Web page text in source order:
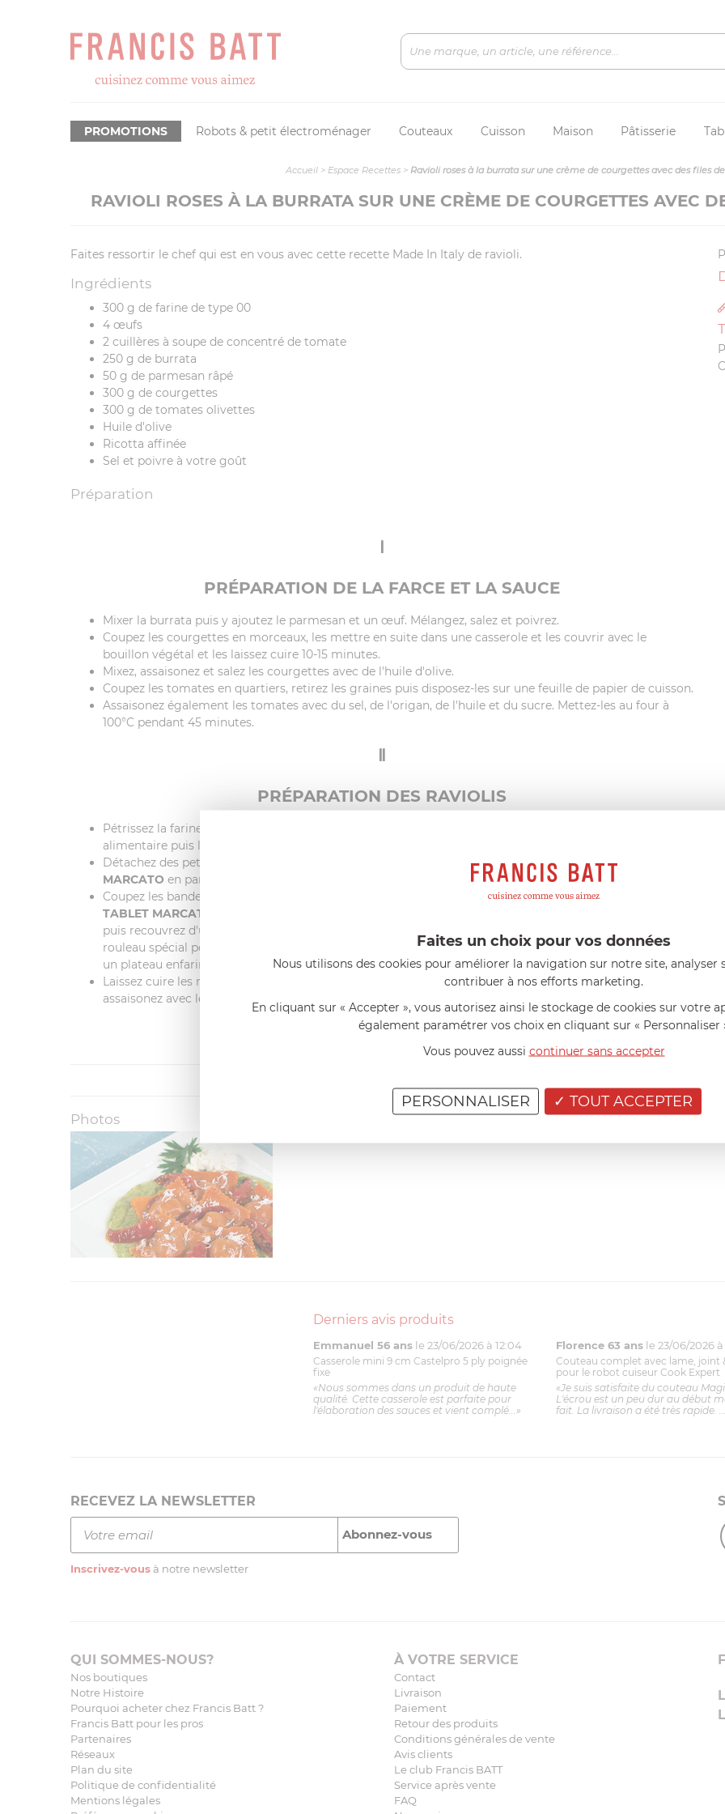
Robots & petit électroménager Couteaux Cuisson Maison Pâtisserie
PROMOTIONS
Accueil> Espace Recettes> Ravioli roses à la burrata sur une crème de courgettes avec des files
RAVIOLI ROSES À LA BURRATA SUR UNE CRÈME DE COURGETTES AVEC
Faites ressortir le chef qui est en vous avec cette recette Made In Italy de ravioli.
Ingrédients
300 g de farine de type 00
4 œufs
2 cuillères à soupe de concentré de tomate
250 g de burrata
50 g de parmesan râpé
300 g de courgettes
300 g de tomates olivettes
Huile d'olive
Ricotta affinée
Sel et poivre à votre goût
Préparation
PRÉPARATION DE LA FARCE ET LA SAUCE
Mixer la burrata puis y ajoutez le parmesan et un œuf. Mélangez, salez et poivrez.
Coupez les courgettes en morceaux, les mettre en suite dans une casserole et les couvrir avec le
bouillon végétal et les laissez cuire 10-15 minutes.
Mixez, assaisonez et salez les courgettes avec de l'huile d'olive.
Coupez les tomates en quartiers, retirez les graines puis disposez-les sur une feuille de papier de cuisson.
Assaisonez également les tomates avec du sel, de l'origan, de l'huile et du sucre. Mettez-les au four à
100°C pendant 45 minutes.
PRÉPARATION DES RAVIOLIS
Pétrissez la farine avec les œufs ainsi que le concentré de tomate. Enveloppez la pâte dans du film
alimentaire puis laissez reposer pendant 1 heure.
Détachez des petits pains de pâte et faites-les passer entre les rouleaux de la machine ATLAS 150
MARCATO en partant de la position 0 jusqu'à la position 6.
Coupez les bandes en morceaux de 25 cm de long environ. Placez une bande de pâte sur le
TABLET MARCATO
puis recouvrez d'une autre bande de pâte, appuyez avec les mains, enfarinez légèrement et passez le
rouleau spécial pour couper les raviolis. Éliminez l'excès de pâte et retournez la grille transparente sur
un plateau enfariné.
Laissez cuire les raviolis dans de l'eau salée pendant 3 minutes, déposez-les sur la crème de courgettes,
assaisonez avec les tomates et la ricotta râpée.
Photos
Derniers avis produits
Emmanuel 56 ans le 23/06/2026 à 12:04
Casserole mini 9 cm Castelpro 5 ply poignée
fixe
«Nous sommes dans un produit de haute
qualité. Cette casserole est parfaite pour
l'élaboration des sauces et vient complé...»
Florence 63 ans le 23/06/2026 à
Couteau complet avec lame, joint
pour le robot cuiseur Cook Expert
«Je suis satisfaite du couteau
L'écrou est un peu dur au début
fait. La livraison a été très rapide.
RECEVEZ LA NEWSLETTER
Inscrivez-vous à notre newsletter
QUI SOMMES-NOUS?
Nos boutiques
Notre Histoire
Pourquoi acheter chez Francis Batt ?
Francis Batt pour les pros
Partenaires
Réseaux
Plan du site
Politique de confidentialité
Mentions légales
À VOTRE SERVICE
Contact
Livraison
Paiement
Retour des produits
Conditions générales de vente
Avis clients
Le club Francis BATT
Service après vente
FAQ
Faites un choix pour vos données
Nous utilisons des cookies pour améliorer la navigation sur notre site, analyser
contribuer à nos efforts marketing.
En cliquant sur « Accepter », vous autorisez ainsi le stockage de cookies sur votre
également paramétrer vos choix en cliquant sur « Personnaliser
Vous pouvez aussi continuer sans accepter
TOUT ACCEPTER
PERSONNALISER